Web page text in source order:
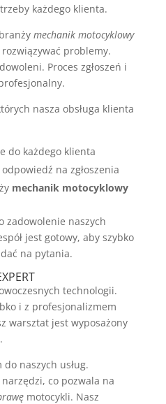
każdego klienta.
mechanik motocyklowy
problemy.
Proces zgłoszeń i
nasza obsługa klienta
do każdego klienta
na zgłoszenia
mechanik motocyklowy
zadowolenie naszych
jest gotowy, aby szybko
na pytania.
technologii.
i z profesjonalizmem
warsztat jest wyposażony
naszych usług.
co pozwala na
motocykli. Nasz